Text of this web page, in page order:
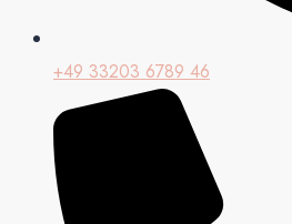
+49 33203 6789 46